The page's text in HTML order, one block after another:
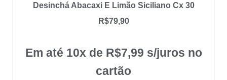
Desinchá Abacaxi E Limão Siciliano Cx 30
R$79,90
Em até 10x de R$7,99 s/juros no
cartão